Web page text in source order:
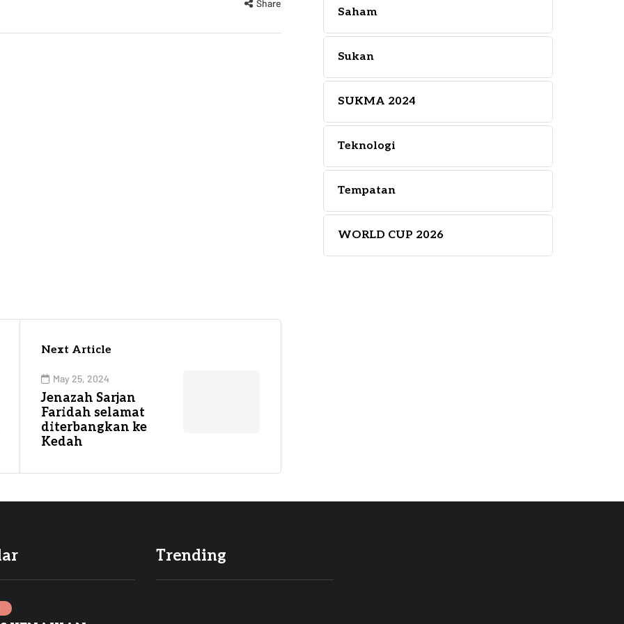
Share
Saham
Sukan
SUKMA 2024
Teknologi
Tempatan
WORLD CUP 2026
Next Article
May 25, 2024
Jenazah Sarjan
Faridah selamat
diterbangkan ke
Kedah
Trending